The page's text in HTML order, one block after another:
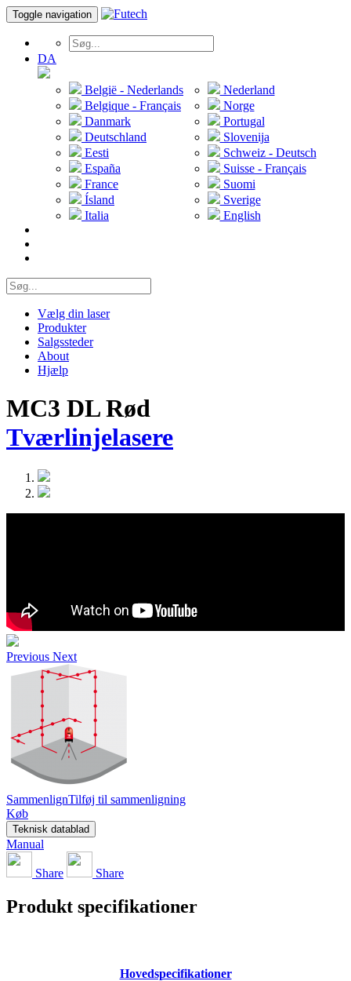
Toggle navigation
DA
België - Nederlands
Belgique - Français
Danmark
Deutschland
Eesti
España
France
Ísland
Italia
Nederland
Norge
Portugal
Slovenija
Schweiz - Deutsch
Suisse - Français
Suomi
Sverige
English
Vælg din laser
Produkter
Salgssteder
About
Hjælp
MC3 DL Rød
Tværlinjelasere
Previous Next
SammenlignTilføj til sammenligning
Køb
Teknisk datablad
Manual
Share Share
Produkt specifikationer
Hovedspecifikationer